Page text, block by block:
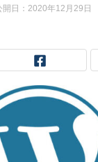
開日： 2020年12月29日